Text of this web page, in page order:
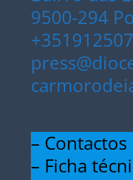
9500-294
– Contactos
– Ficha